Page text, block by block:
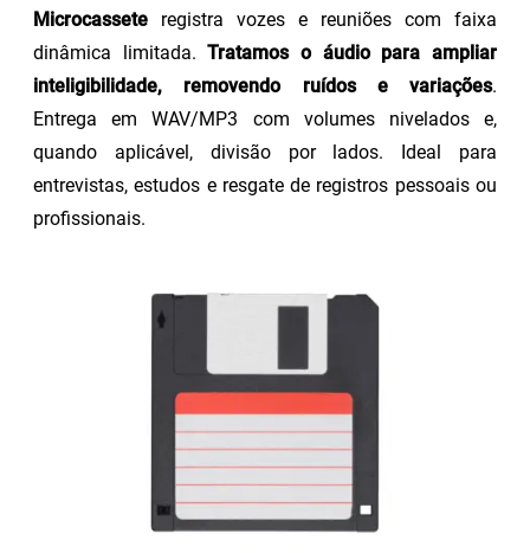
Microcassete registra vozes e reuniões com faixa
dinâmica limitada.Tratamos o áudio para ampliar
inteligibilidade, removendo ruídos e variações.
Entrega em WAV/MP3 com volumes nivelados e,
quando aplicável, divisão por lados. Ideal para
entrevistas, estudos e resgate de registros pessoais ou
profissionais.